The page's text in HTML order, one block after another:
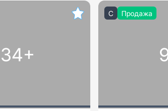
34+
C Продажа